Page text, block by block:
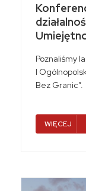
Poznaliśmy
I
Bez Granic”.
WIĘCEJ